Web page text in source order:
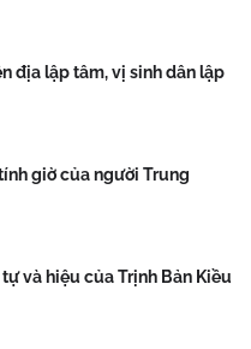
địa lập tâm, vị sinh dân lập
giờ của người Trung
và hiệu của Trịnh Bản Kiều